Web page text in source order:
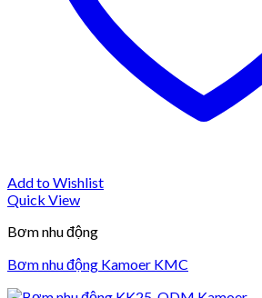
Add to Wishlist
Quick View
Bơm nhu động
Bơm nhu động Kamoer KMC